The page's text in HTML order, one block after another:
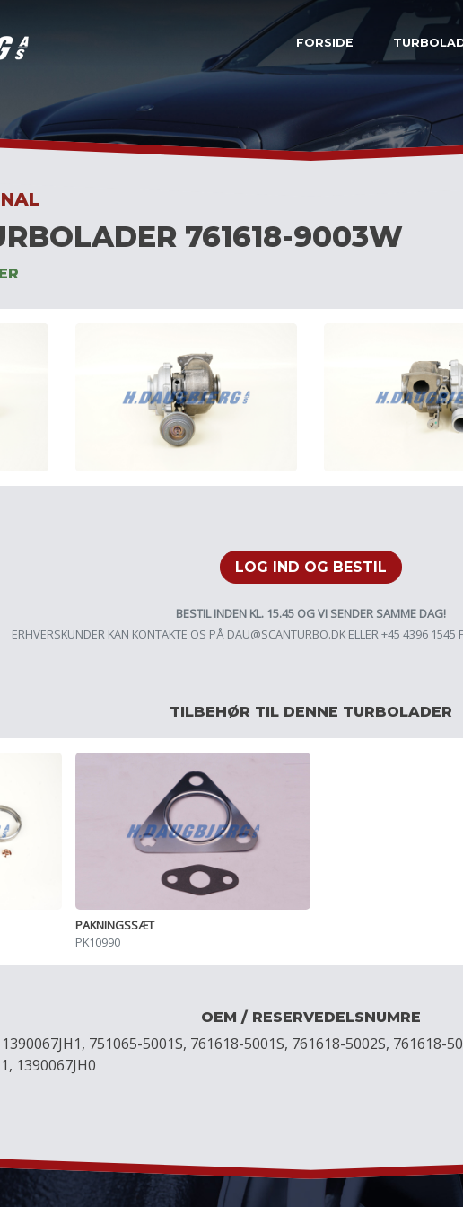
FORSIDE
761618-9003W
LOG IND OG BESTIL
BESTIL INDEN KL. 15.45 OG VI SENDER SAMME DAG!
ERHVERSKUNDER KAN KONTAKTE OS PÅ DAU@SCANTURBO.DK ELLER +45 4396 1545
TILBEHØR TIL DENNE TURBOLADER
PAKNINGSSÆT
PK10990
OEM / RESERVEDELSNUMRE
751065-5001S, 761618-5001S, 761618-5002S, 761618-
1390067JH0